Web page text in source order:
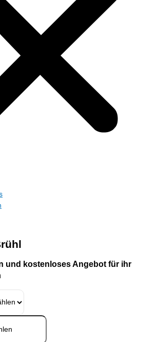
und kostenloses Angebot für ihr